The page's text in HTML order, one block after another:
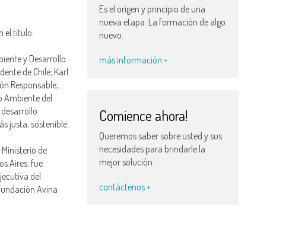
el título:
y Desarrollo
de Chile; Karl
Responsable,
Ambiente del
justa, sostenible
de
Aires, fue
del
Avina
Es el origen y principio de una
nueva etapa. La formación de algo
nuevo.
más información +
Comience ahora!
Queremos saber sobre usted y sus
necesidades para brindarle la
mejor solución.
contáctenos +